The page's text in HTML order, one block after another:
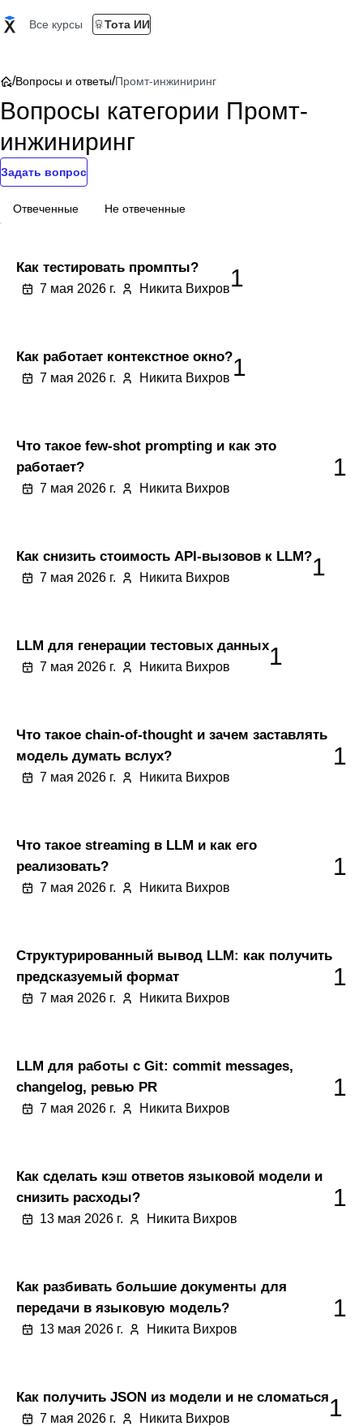
Все курсы Тота ИИ
/Вопросы и ответы/Промт-инжиниринг
Вопросы категории Промт-
инжиниринг
Задать вопрос
Отвеченные Не отвеченные
Как тестировать промпты?
7 мая 2026 г. Никита Вихров1
Как работает контекстное окно?
7 мая 2026 г. Никита Вихров 1
Что такое few-shot prompting и как это
работает?
7 мая 2026 г. Никита Вихров
1
Как снизить стоимость API-вызовов к LLM?
7 мая 2026 г. Никита Вихров 1
LLM для генерации тестовых данных
7 мая 2026 г. Никита Вихров 1
Что такое chain-of-thought и зачем заставлять
модель думать вслух?
7 мая 2026 г. Никита Вихров
1
Что такое streaming в LLM и как его
реализовать?
7 мая 2026 г. Никита Вихров
1
Структурированный вывод LLM: как получить
предсказуемый формат
7 мая 2026 г. Никита Вихров
1
LLM для работы с Git: commit messages,
changelog, ревью PR
7 мая 2026 г. Никита Вихров
1
Как сделать кэш ответов языковой модели и
снизить расходы?
13 мая 2026 г. Никита Вихров
1
Как разбивать большие документы для
передачи в языковую модель?
13 мая 2026 г. Никита Вихров
1
Как получить JSON из модели и не сломаться
7 мая 2026 г. Никита Вихров 1